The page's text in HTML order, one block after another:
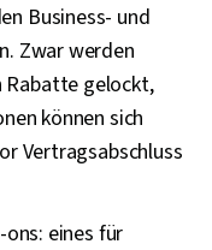
Business- und
Zwar werden
Rabatte gelockt,
können sich
Vertragsabschluss
eines für